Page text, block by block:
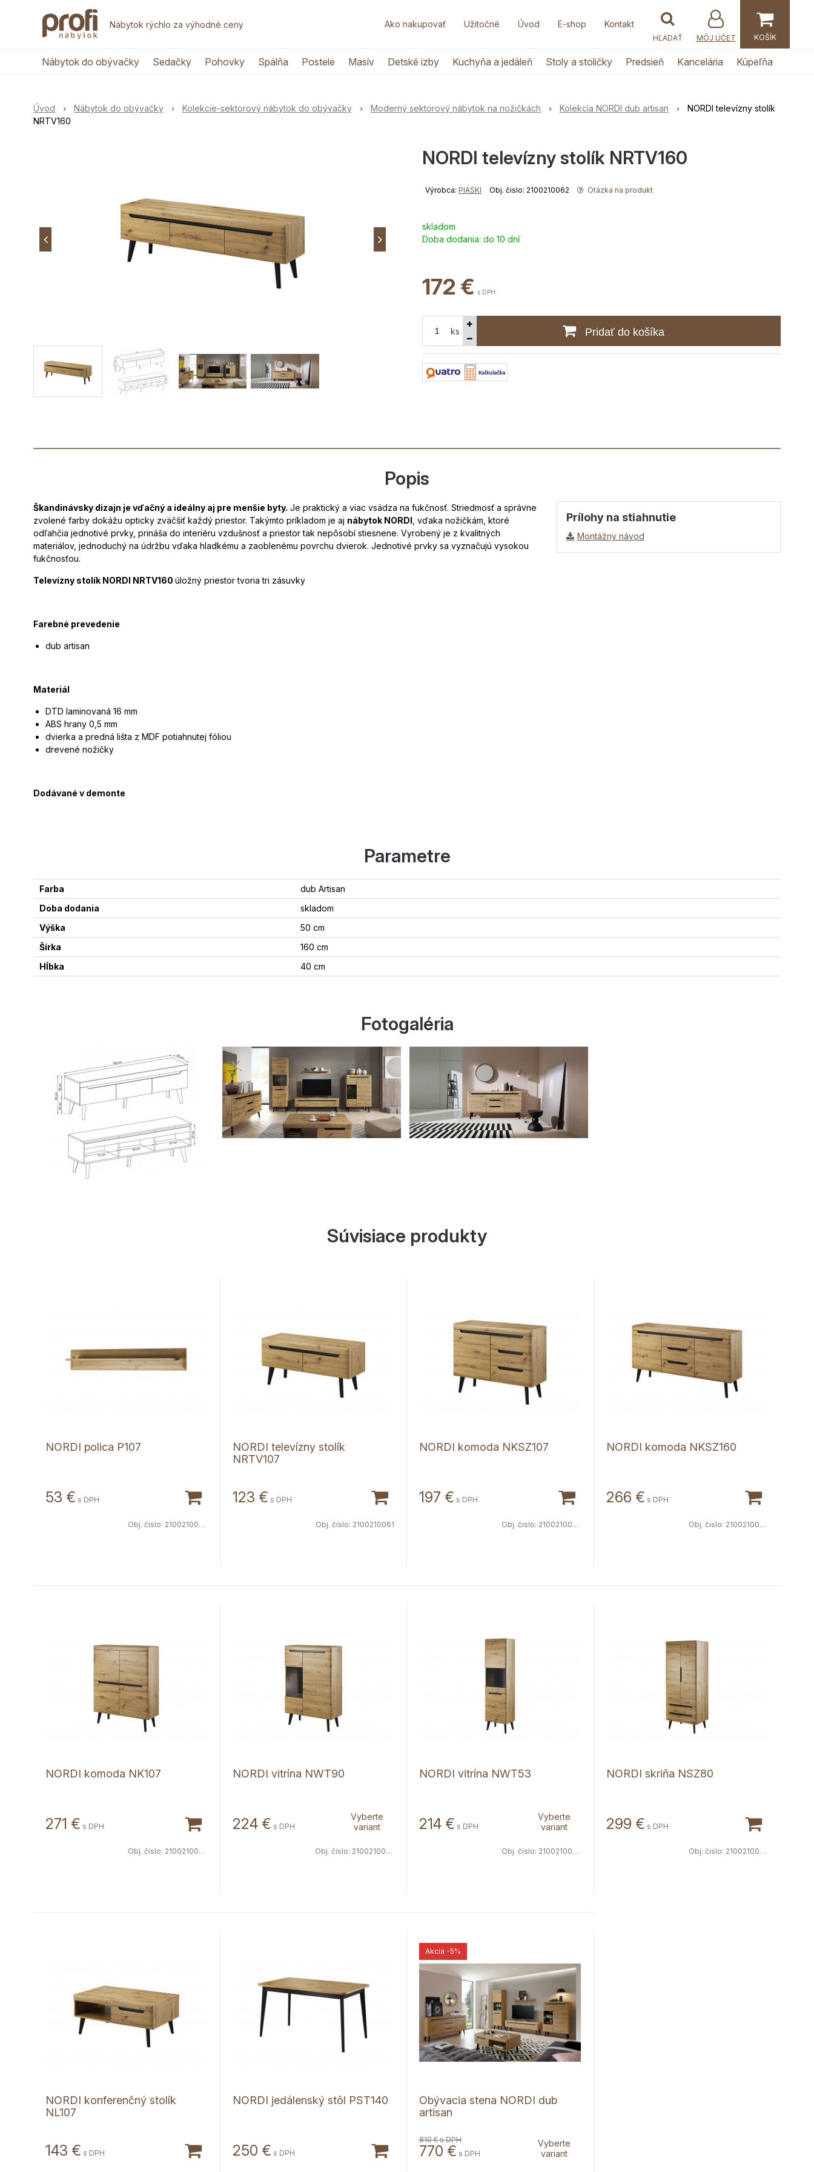
Nábytok rýchlo za výhodné ceny Ako nakupovať Užitočné Úvod E-shop Kontakt
MÔJ ÚČET
Nábytok do obývačky Sedačky Pohovky Spálňa Postele Masív Detské izby Kuchyňa a jedáleň Stoly a stoličky Predsieň Kancelária Kúpeľňa
Úvod Nábytok do obývačky Kolekcie-sektorový nábytok do obývačky Moderný sektorový nábytok na nožičkách Kolekcia NORDI dub artisan
NORDI televízny stolík
NRTV160
NORDI televízny stolík NRTV160
Výrobca: PIASKI Obj. čislo: 2100210062 Otázka na produkt
skladom
Doba dodania: do 10 dní
172 € s DPH
ks Pridať do košíka
Popis
Prílohy na stiahnutie
Montážny návod
Škandinávsky dizajn je vďačný a ideálny aj pre menšie byty. Je praktický a viac vsádza na fukčnosť. Striedmosť a správne
zvolené farby dokážu opticky zväčšiť každý priestor. Takýmto príkladom je aj nábytok NORDI , vďaka nožičkám, ktoré
odľahčia jednotivé prvky, prináša do interiéru vzdušnosť a priestor tak nepôsobí stiesnene. Vyrobený je z kvalitných
materiálov, jednoduchý na údržbu vďaka hladkému a zaoblenému povrchu dvierok. Jednotivé prvky sa vyznačujú vysokou
fukčnosťou.
Televízny stolík NORDI NRTV160 úložný priestor tvoria tri zásuvky
Farebné prevedenie
dub artisan
Materiál
DTD laminovaná 16 mm
ABS hrany 0,5 mm
dvierka a predná lišta z MDF potiahnutej fóliou
drevené nožičky
Dodávané v demonte
Parametre
Farba
dub Artisan
Doba dodania
skladom
Výška
50 cm
Šírka
160 cm
Hĺbka
40 cm
Fotogaléria
Súvisiace produkty
NORDI polica P107
53 € s DPH
Obj. čislo: 2100210060
NORDI televízny stolík
NRTV107
123 € s DPH
Obj. čislo: 2100210061
NORDI komoda NKSZ107
197 € s DPH
Obj. čislo: 2100210063
NORDI komoda NKSZ160
266 € s DPH
Obj. čislo: 2100210064
NORDI komoda NK107
271 € s DPH
Obj. čislo: 2100210065
NORDI vitrína NWT90
224 € s DPH
Vyberte
variant
Obj. čislo: 2100210066
NORDI vitrína NWT53
214 € s DPH
Vyberte
variant
Obj. čislo: 2100210067
NORDI skriňa NSZ80
299 € s DPH
Obj. čislo: 2100210068
NORDI konferenčný stolík
NL107
143 € s DPH
NORDI jedálenský stôl PST140
250 € s DPH
Obývacia stena NORDI dub
artisan
Akcia -5%
810 €s DPH
770 € s DPH
Vyberte
variant